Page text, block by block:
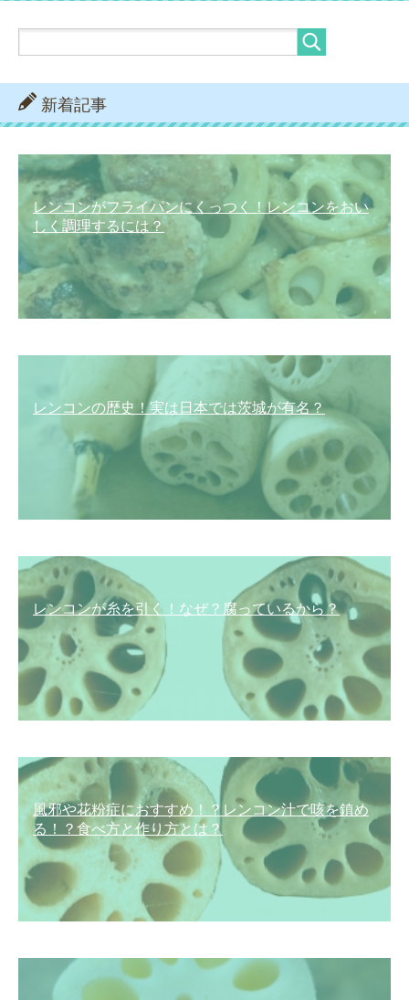
新着記事
レンコンがフライパンにくっつく！レンコンをおい
しく調理するには？
レンコンの歴史！実は日本では茨城が有名？
レンコンが糸を引く！なぜ？腐っているから？
風邪や花粉症におすすめ！？レンコン汁で咳を鎮め
る！？食べ方と作り方とは？